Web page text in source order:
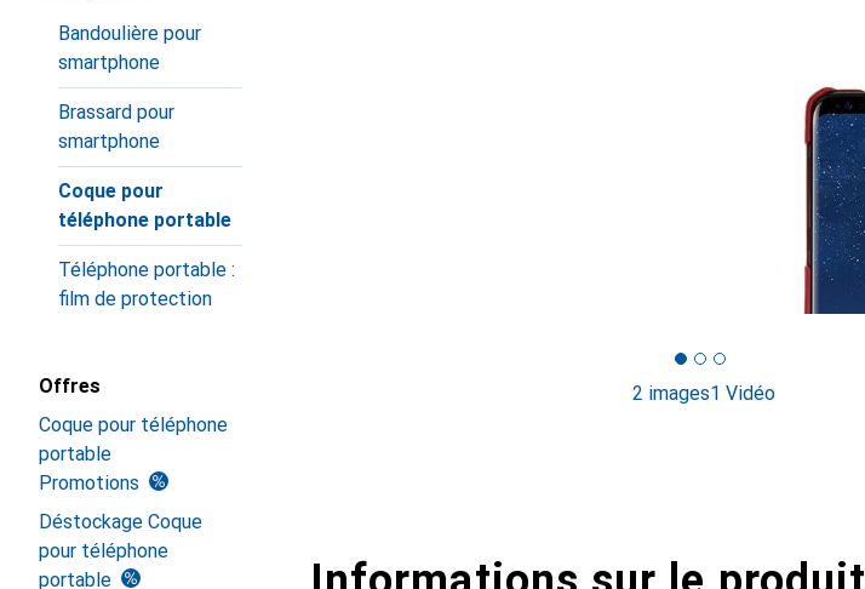
Bandoulière pour
smartphone
Brassard pour
smartphone
Coque pour
téléphone portable
Téléphone portable :
film de protection
Offres
Coque pour téléphone
portable
Promotions
Déstockage Coque
pour téléphone
portable
2 images1 Vidéo